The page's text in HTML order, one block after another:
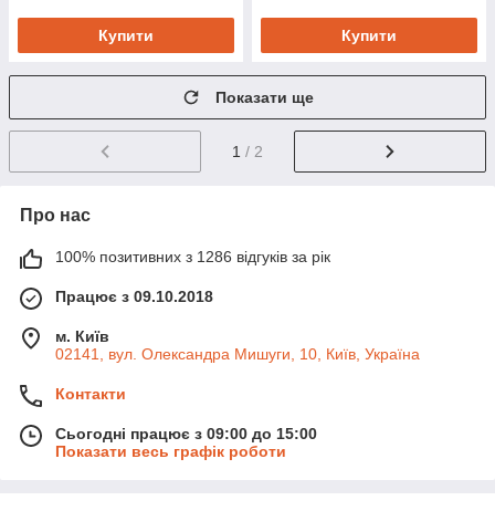
Купити Купити
Показати ще
1 / 2
Про нас
100% позитивних з 1286 відгуків за рік
Працює з 09.10.2018
м. Київ
02141, вул. Олександра Мишуги, 10, Київ, Україна
Контакти
Сьогодні працює з 09:00 до 15:00
Показати весь графік роботи